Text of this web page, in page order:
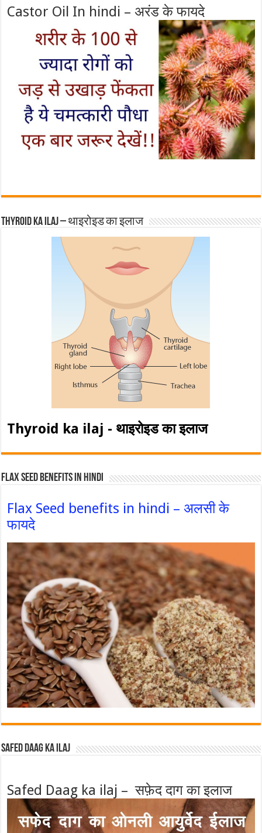
Castor Oil In hindi – अरंड के फायदे
Thyroid ka ilaj – थाइरोइड का इलाज
Thyroid ka ilaj - थाइरोइड का इलाज
Flax Seed Benefits in hindi
Flax Seed benefits in hindi – अलसी के
फायदे
Safed Daag ka ilaj
Safed Daag ka ilaj – सफ़ेद दाग का इलाज